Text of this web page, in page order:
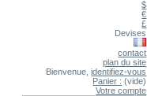
$
€
£
Devises
contact
plan du site
Bienvenue,identifiez-vous
Panier : (vide)
Votre compte